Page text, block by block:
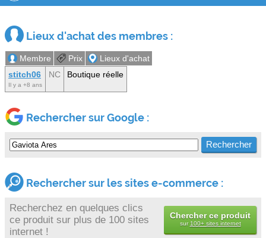
Lieux d'achat des membres :
Membre Prix
Lieux d'achat
stitch06
Il y a +8 ans
NC Boutique réelle
Rechercher sur Google :
Rechercher sur les sites e-commerce :
Recherchez en quelques clics
ce produit sur plus de 100 sites
internet !
Chercher ce produit
sur 100+ sites internet